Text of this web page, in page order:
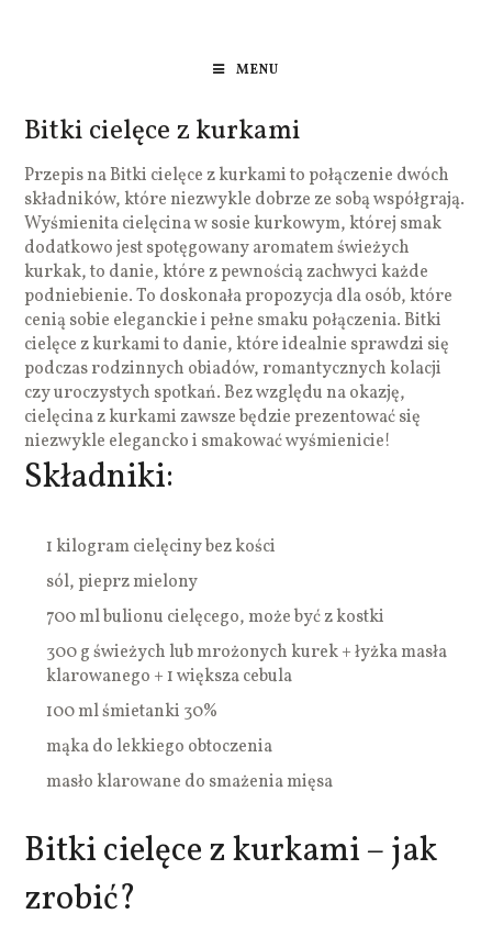
MENU
Bitki cielęce z kurkami
Przepis na Bitki cielęce z kurkami to połączenie dwóch
składników, które niezwykle dobrze ze sobą współgrają.
Wyśmienita cielęcina w sosie kurkowym, której smak
dodatkowo jest spotęgowany aromatem świeżych
kurkak, to danie, które z pewnością zachwyci każde
podniebienie. To doskonała propozycja dla osób, które
cenią sobie eleganckie i pełne smaku połączenia. Bitki
cielęce z kurkami to danie, które idealnie sprawdzi się
podczas rodzinnych obiadów, romantycznych kolacji
czy uroczystych spotkań. Bez względu na okazję,
cielęcina z kurkami zawsze będzie prezentować się
niezwykle elegancko i smakować wyśmienicie!
Składniki:
1 kilogram cielęciny bez kości
sól, pieprz mielony
700 ml bulionu cielęcego, może być z kostki
300 g świeżych lub mrożonych kurek + łyżka masła
klarowanego + 1 większa cebula
100 ml śmietanki 30%
mąka do lekkiego obtoczenia
masło klarowane do smażenia mięsa
Bitki cielęce z kurkami – jak
zrobić?